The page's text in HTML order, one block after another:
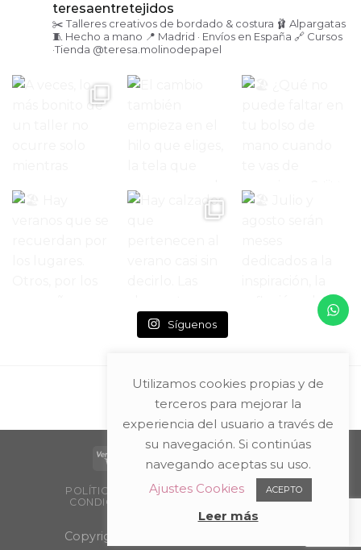
teresaentretejidos
✂️ Talleres creativos de bordado & costura 🩰 Alpargatas
🧵 Hecho a mano 📍 Madrid · Envíos en España 🔗 Cursos
·Tienda @teresa.molinodepapel
Síguenos
POLÍTICA DE PRIVACIDAD Y AVISO LEGAL
CONDICIONES DE COMPRA
PACKAGING
PUNTOS DE VENTA
Copyright 2026 ©
Utilizamos cookies propias y de
terceros para mejorar la
experiencia del usuario a través de
su navegación. Si continúas
navegando aceptas su uso.
Ajustes Cookies
ACEPTO
Leer más